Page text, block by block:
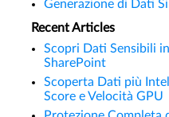
Generazione di Dati
Recent Articles
Scopri Dati Sensibili
SharePoint
Scoperta Dati più
Score e Velocità GPU